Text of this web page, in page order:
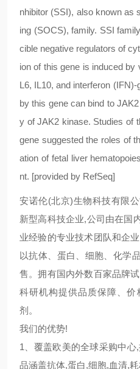
nhibitor (SSI), also known as
ing (SOCS), family. SSI
cible negative regulators of
ion of this gene is induced
L6, IL10, and interferon
by this gene can bind to
y of JAK2 kinase. Studies of
gene suggested the roles of
ation of fetal liver
nt. [provided by RefSeq]
安诺伦(北京)生物科技有限
新型高科技企业,公司由在国
业经验的专业技术团队和企
以抗体、蛋白、细胞、化学
售。拥有国内外数百家品牌
科研机构提供品质保障、
剂。
我们的优势!
1、覆盖欧美的全球采购中
品涵盖抗体,蛋白,细胞,血清,